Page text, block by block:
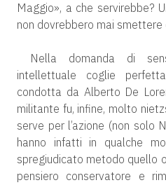
Maggio», a che servirebbe?
non dovrebbero mai smettere
Nella domanda di
intellettuale coglie
condotta da Alberto De
militante fu, infine, molto
serve per l’azione (non solo
hanno infatti in qualche
spregiudicato metodo quello
pensiero conservatore e